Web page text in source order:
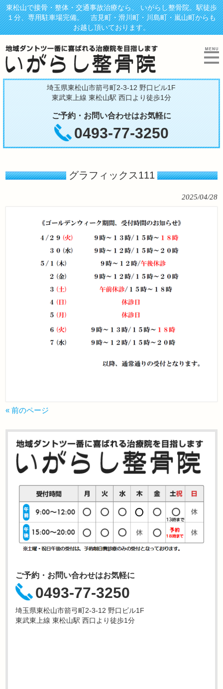
東松山で接骨・整体・交通事故治療なら、 いがらし整骨院。駅徒歩
１分、専用駐車場完備。 吉見町・滑川町・川島町・嵐山町からも
お越し頂いております。
埼玉県東松山市箭弓町2-3-12 野口ビル1F
東武東上線 東松山駅 西口より徒歩1分
ご予約・お問い合わせはお気軽に
0493-77-3250
グラフィックス111
2025/04/28
« 前のページ
ご予約・お問い合わせはお気軽に
0493-77-3250
埼玉県東松山市箭弓町2-3-12 野口ビル1F
東武東上線 東松山駅 西口より徒歩1分